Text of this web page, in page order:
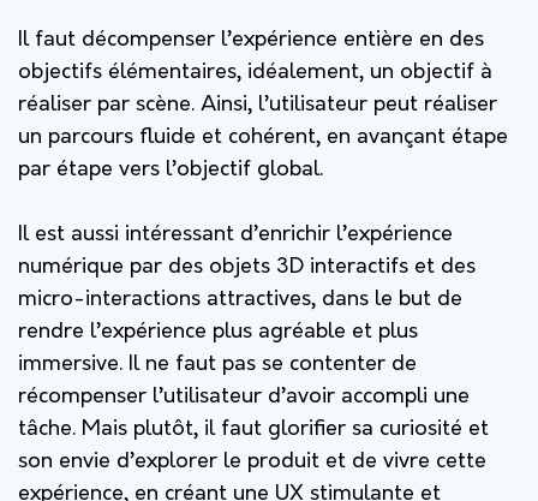
Il faut décompenser l’expérience entière en des
objectifs élémentaires, idéalement, un objectif à
réaliser par scène. Ainsi, l’utilisateur peut réaliser
un parcours fluide et cohérent, en avançant étape
par étape vers l’objectif global.
Il est aussi intéressant d’enrichir l’expérience
numérique par des objets 3D interactifs et des
micro-interactions attractives, dans le but de
rendre l’expérience plus agréable et plus
immersive. Il ne faut pas se contenter de
récompenser l’utilisateur d’avoir accompli une
tâche. Mais plutôt, il faut glorifier sa curiosité et
son envie d’explorer le produit et de vivre cette
expérience, en créant une UX stimulante et